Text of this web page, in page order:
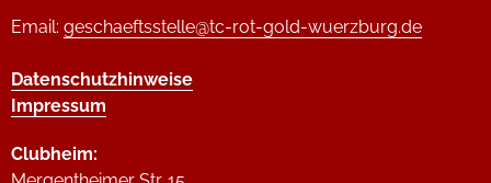
Email: geschaeftsstelle@tc-rot-gold-wuerzburg.de
Datenschutzhinweise
Impressum
Clubheim: